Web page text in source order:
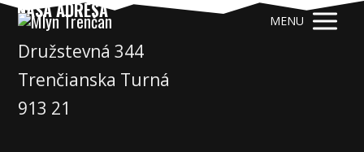
MENU
NAŠA ADRESA
Družstevná 344
Trenčianska Turná
913 21